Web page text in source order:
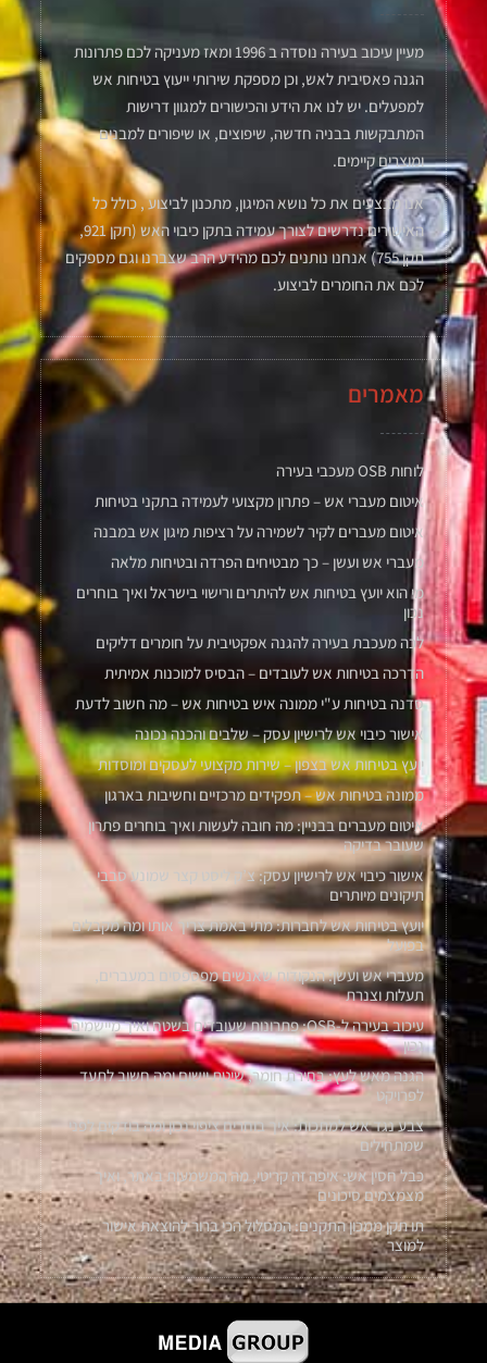
מעיין עיכוב בעירה נוסדה ב 1996 ומאז מעניקה לכם פתרונות
הגנה פאסיבית לאש, וכן מספקת שירותי ייעוץ בטיחות אש
למפעלים. יש לנו את הידע והכישורים למגוון דרישות
המתבקשות בבניה חדשה, שיפוצים, או שיפורים למבנים
ומוצרים קיימים.
אנו מבצעים את כל נושא המיגון, מתכנון לביצוע , כולל כל
האישורים נדרשים לצורך עמידה בתקן כיבוי האש (תקן 921,
תקן 755) אנחנו נותנים לכם מהידע הרב שצברנו וגם מספקים
לכם את החומרים לביצוע.
מאמרים
לוחות OSB מעכבי בעירה
איטום מעברי אש – פתרון מקצועי לעמידה בתקני בטיחות
איטום מעברים לקיר לשמירה על רציפות מיגון אש במבנה
מעברי אש ועשן – כך מבטיחים הפרדה ובטיחות מלאה
מי הוא יועץ בטיחות אש להיתרים ורישוי בישראל ואיך בוחרים
נכון
לכה מעכבת בעירה להגנה אפקטיבית על חומרים דליקים
הדרכה בטיחות אש לעובדים – הבסיס למוכנות אמיתית
סדנה בטיחות ע"י ממונה איש בטיחות אש – מה חשוב לדעת
אישור כיבוי אש לרישיון עסק – שלבים והכנה נכונה
יועץ בטיחות אש בצפון – שירות מקצועי לעסקים ומוסדות
ממונה בטיחות אש – תפקידים מרכזיים וחשיבות בארגון
איטום מעברים בבניין: מה חובה לעשות ואיך בוחרים פתרון
שעובר בדיקה
אישור כיבוי אש לרישיון עסק: צ’ק ליסט קצר שמונע סבבי
תיקונים מיותרים
יועץ בטיחות אש לחברות: מתי באמת צריך אותו ומה מקבלים
בפועל
מעברי אש ועשן: הנקודות שאנשים מפספסים במעברים,
תעלות וצנרת
עיכוב בעירה ל-OSB: פתרונות שעובדים בשטח ואיך מיישמים
נכון
הגנה מאש לעץ: בחירת חומר, שיטת יישום ומה חשוב לתעד
לפרויקט
צבע נגד אש למתכות: איך בוחרים ציפוי נכון ומה בודקים לפני
שמתחילים
כבל חסין אש: איפה זה קריטי, מה המשמעות באתר, ואיך
מצמצמים סיכונים
תו תקן ממכון התקנים: המסלול הכי ברור להוצאת אישור
למוצר